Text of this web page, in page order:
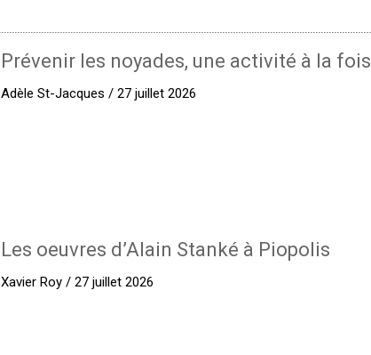
Prévenir les noyades, une activité à la fois
Adèle St-Jacques / 27 juillet 2026
Les oeuvres d’Alain Stanké à Piopolis
Xavier Roy / 27 juillet 2026